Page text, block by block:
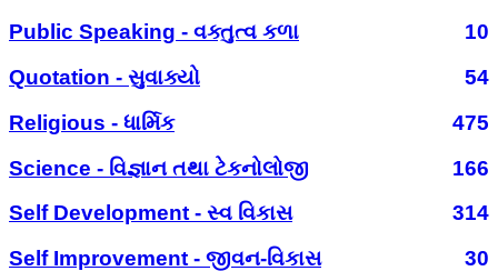
Public Speaking - વક્તુત્વ કળા
10
Quotation - સુવાક્યો
54
Religious - ધાર્મિક
475
Science - વિજ્ઞાન તથા ટેકનોલોજી
166
Self Development - સ્વ વિકાસ
314
Self Improvement - જીવન-વિકાસ
30